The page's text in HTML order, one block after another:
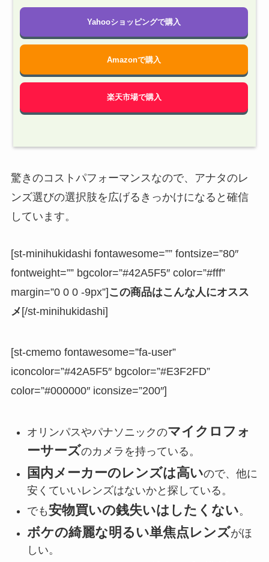
Yahooショッピングで購入
Amazonで購入
楽天市場で購入
驚きのコストパフォーマンスなので、アナタのレ
ンズ選びの選択肢を広げるきっかけになると確信
しています。
[st-minihukidashi fontawesome=”” fontsize=”80″
fontweight=”” bgcolor=”#42A5F5″ color=”#fff”
margin=”0 0 0 -9px”] この商品はこんな人にオスス
メ [/st-minihukidashi]
[st-cmemo fontawesome=”fa-user”
iconcolor=”#42A5F5″ bgcolor=”#E3F2FD”
color=”#000000″ iconsize=”200″]
オリンパスやパナソニックのマイクロフォ
ーサーズのカメラを持っている。
国内メーカーのレンズは高いので、他に
安くていいレンズはないかと探している。
でも安物買いの銭失いはしたくない。
ボケの綺麗な明るい単焦点レンズがほ
しい。